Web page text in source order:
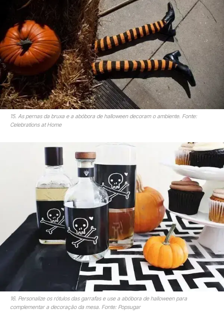
15. As pernas da bruxa e a abóbora de halloween decoram o ambiente. Fonte:
Celebrations at Home
16. Personalize os rótulos das garrafas e use a abóbora de halloween para
complementar a decoração da mesa. Fonte: Popsugar